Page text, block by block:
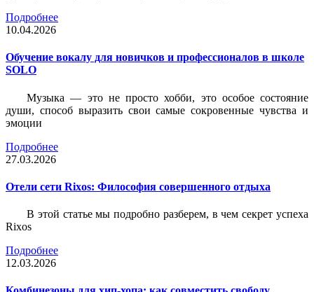
Подробнее
10.04.2026
Обучение вокалу для новичков и профессионалов в школе
SOLO
Музыка — это не просто хобби, это особое состояние
души, способ выразить свои самые сокровенные чувства и
эмоции
Подробнее
27.03.2026
Отели сети Rixos: Философия совершенного отдыха
В этой статье мы подробно разберем, в чем секрет успеха
Rixos
Подробнее
12.03.2026